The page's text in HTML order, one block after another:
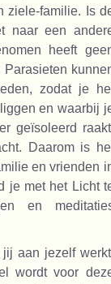
ziele-familie. Is
naar een
heeft
zodat je
en waarbij
geïsoleerd
Daarom is
en vrienden
je met het Licht
en
aan jezelf
wordt voor